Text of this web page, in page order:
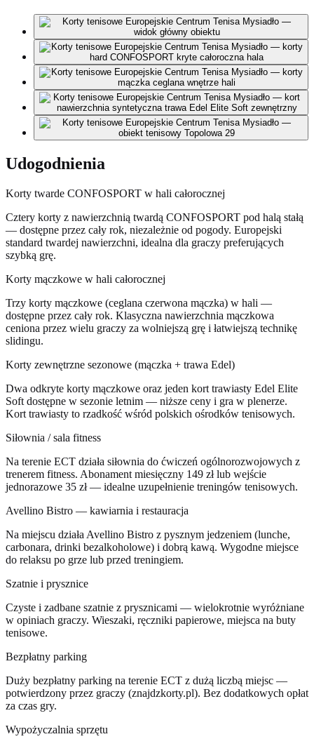
Udogodnienia
Korty twarde CONFOSPORT w hali całorocznej
Cztery korty z nawierzchnią twardą CONFOSPORT pod halą stałą
— dostępne przez cały rok, niezależnie od pogody. Europejski
standard twardej nawierzchni, idealna dla graczy preferujących
szybką grę.
Korty mączkowe w hali całorocznej
Trzy korty mączkowe (ceglana czerwona mączka) w hali —
dostępne przez cały rok. Klasyczna nawierzchnia mączkowa
ceniona przez wielu graczy za wolniejszą grę i łatwiejszą technikę
slidingu.
Korty zewnętrzne sezonowe (mączka + trawa Edel)
Dwa odkryte korty mączkowe oraz jeden kort trawiasty Edel Elite
Soft dostępne w sezonie letnim — niższe ceny i gra w plenerze.
Kort trawiasty to rzadkość wśród polskich ośrodków tenisowych.
Siłownia / sala fitness
Na terenie ECT działa siłownia do ćwiczeń ogólnorozwojowych z
trenerem fitness. Abonament miesięczny 149 zł lub wejście
jednorazowe 35 zł — idealne uzupełnienie treningów tenisowych.
Avellino Bistro — kawiarnia i restauracja
Na miejscu działa Avellino Bistro z pysznym jedzeniem (lunche,
carbonara, drinki bezalkoholowe) i dobrą kawą. Wygodne miejsce
do relaksu po grze lub przed treningiem.
Szatnie i prysznice
Czyste i zadbane szatnie z prysznicami — wielokrotnie wyróżniane
w opiniach graczy. Wieszaki, ręczniki papierowe, miejsca na buty
tenisowe.
Bezpłatny parking
Duży bezpłatny parking na terenie ECT z dużą liczbą miejsc —
potwierdzony przez graczy (znajdzkorty.pl). Bez dodatkowych opłat
za czas gry.
Wypożyczalnia sprzętu